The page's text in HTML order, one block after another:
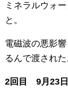
ミネラルウォ
と。
電磁波の悪影
るんで渡された
2回目 9月23日